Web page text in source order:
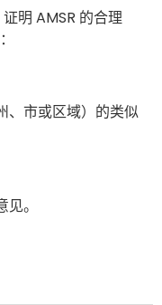
明 AMSR 的合理
、市或区域）的类似
。